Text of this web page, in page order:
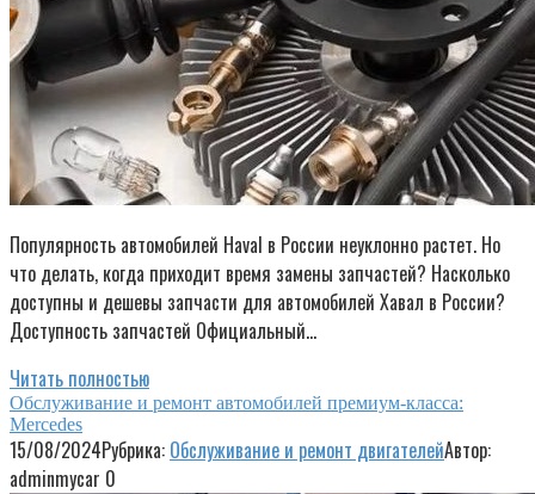
Популярность автомобилей Haval в России неуклонно растет. Но
что делать, когда приходит время замены запчастей? Насколько
доступны и дешевы запчасти для автомобилей Хавал в России?
Доступность запчастей Официальный…
Читать полностью
Обслуживание и ремонт автомобилей премиум-класса:
Mercedes
15/08/2024Рубрика: Обслуживание и ремонт двигателейАвтор:
adminmycar 0